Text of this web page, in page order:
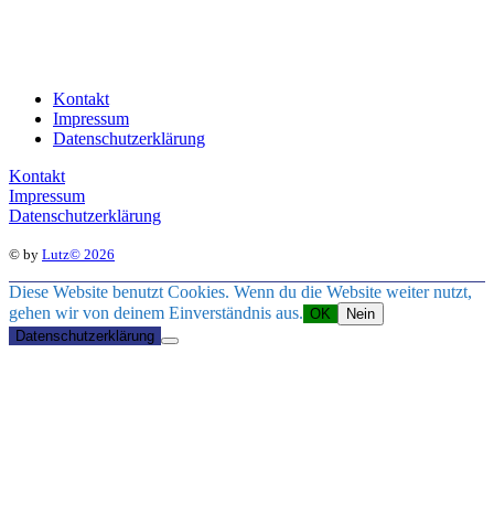
Kontakt
Impressum
Datenschutzerklärung
Kontakt
Impressum
Datenschutzerklärung
© by Lutz© 2026
Diese Website benutzt Cookies. Wenn du die Website weiter nutzt,
gehen wir von deinem Einverständnis aus. OK
Nein
Datenschutzerklärung